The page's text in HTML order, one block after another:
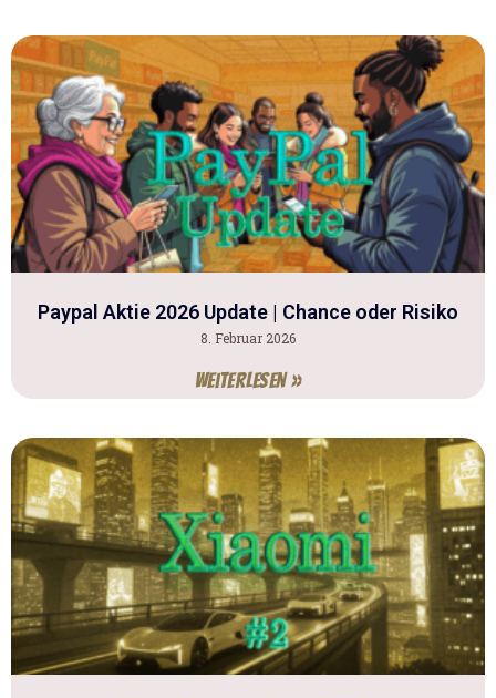
Paypal Aktie 2026 Update | Chance oder Risiko
8. Februar 2026
Weiterlesen »